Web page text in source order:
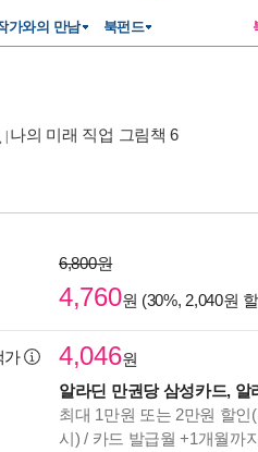
가와의 만남 북펀드
나의 미래 직업 그림책 6
6,800원
4,760원 (30%, 2,040원
가 4,046원
알라딘 만권당 삼성카드, 알
최대 1만원 또는 2만원 할
시) / 카드 발급월 +1개월까